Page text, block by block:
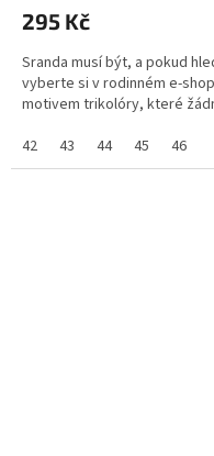
295 Kč
Sranda musí být, a pokud
vyberte si v rodinném e-
motivem trikolóry, které
42
43 44 45 46